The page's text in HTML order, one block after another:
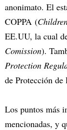
anonimato. El
COPPA (
EE.UU, la cual
Comission).
Protection
de Protección
Los puntos más
mencionadas, y